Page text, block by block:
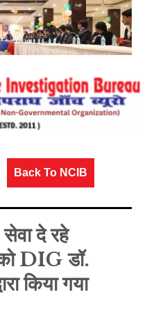
Back To NCIB
Nation
Mela Duty
Officers
दे रहे
DIG डॉ.
किया गया